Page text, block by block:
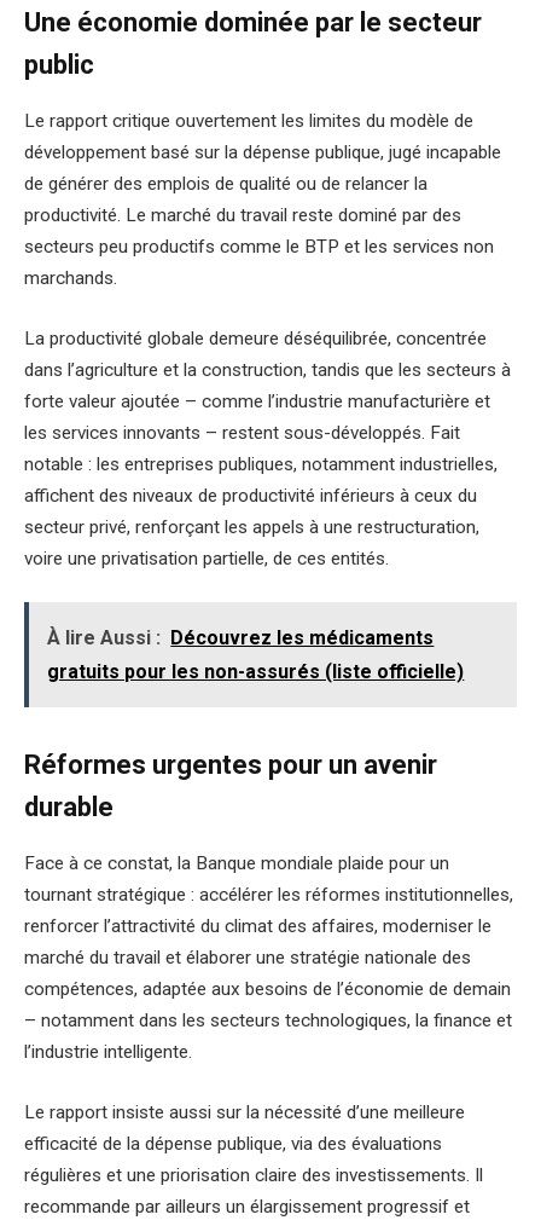
Une économie dominée par le secteur
public
Le rapport critique ouvertement les limites du modèle de
développement basé sur la dépense publique, jugé incapable
de générer des emplois de qualité ou de relancer la
productivité. Le marché du travail reste dominé par des
secteurs peu productifs comme le BTP et les services non
marchands.
La productivité globale demeure déséquilibrée, concentrée
dans l’agriculture et la construction, tandis que les secteurs à
forte valeur ajoutée – comme l’industrie manufacturière et
les services innovants – restent sous-développés. Fait
notable : les entreprises publiques, notamment industrielles,
affichent des niveaux de productivité inférieurs à ceux du
secteur privé, renforçant les appels à une restructuration,
voire une privatisation partielle, de ces entités.
À lire Aussi : Découvrez les médicaments
gratuits pour les non-assurés (liste officielle)
Réformes urgentes pour un avenir
durable
Face à ce constat, la Banque mondiale plaide pour un
tournant stratégique : accélérer les réformes institutionnelles,
renforcer l’attractivité du climat des affaires, moderniser le
marché du travail et élaborer une stratégie nationale des
compétences, adaptée aux besoins de l’économie de demain
– notamment dans les secteurs technologiques, la finance et
l’industrie intelligente.
Le rapport insiste aussi sur la nécessité d’une meilleure
efficacité de la dépense publique, via des évaluations
régulières et une priorisation claire des investissements. Il
recommande par ailleurs un élargissement progressif et